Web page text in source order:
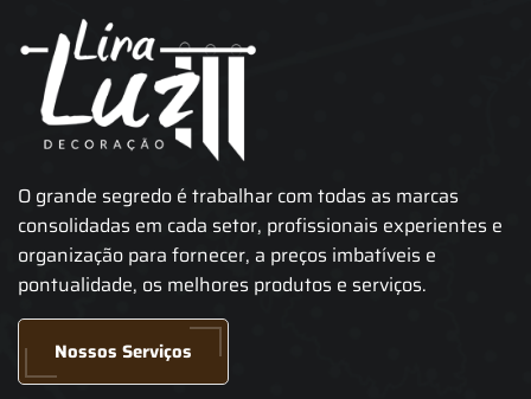
O grande segredo é trabalhar com todas as marcas
consolidadas em cada setor, profissionais experientes e
organização para fornecer, a preços imbatíveis e
pontualidade, os melhores produtos e serviços.
Nossos Serviços